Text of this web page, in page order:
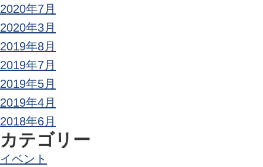
2020年7月
2020年3月
2019年8月
2019年7月
2019年5月
2019年4月
2018年6月
カテゴリー
イベント